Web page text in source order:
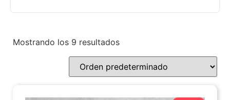
Mostrando los 9 resultados